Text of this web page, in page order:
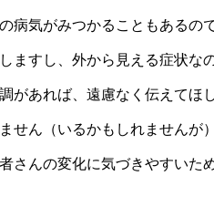
病気がみつかることもある
ますし、外から見える症状な
があれば、遠慮なく伝えて
せん（いるかもしれません
さんの変化に気づきやすい